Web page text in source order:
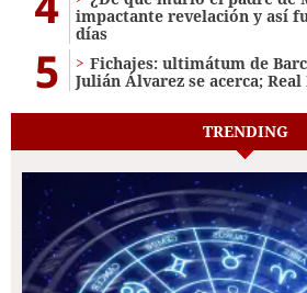
impactante revelación y así
días
5
Fichajes: ultimátum de
Julián Álvarez se acerca;
TRENDING